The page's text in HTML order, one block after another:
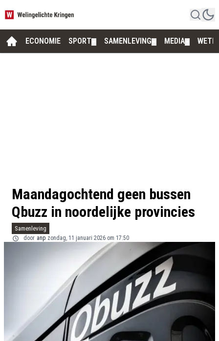
ECONOMIE SPORT SAMENLEVING MEDIA
Maandagochtend geen bussen
Qbuzz in noordelijke provincies
Samenleving
door anp zondag, 11 januari 2026 om 17:50